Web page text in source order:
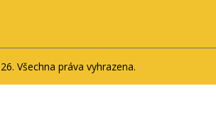
Všechna práva vyhrazena.